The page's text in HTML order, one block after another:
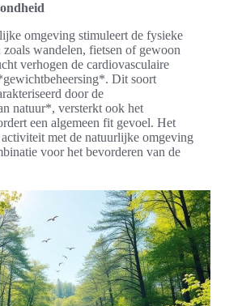
omgeving stimuleert de fysieke
wandelen, fietsen of gewoon
verhogen de cardiovasculaire
Dit soort
door de
natuur*, versterkt ook het
een algemeen fit gevoel. Het
met de natuurlijke omgeving
voor het bevorderen van de